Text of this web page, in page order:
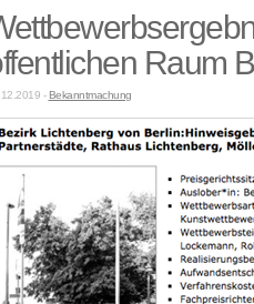
Raum
- Bekanntmachung